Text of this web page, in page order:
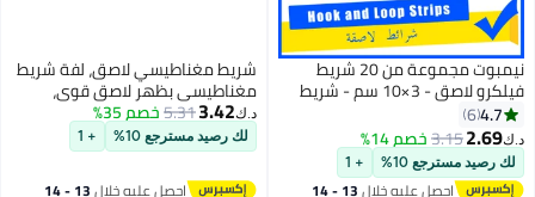
نيمبوت مجموعة من 20 شريط
فيلكرو لاصق - 3×10 سم - شريط
في
الثقوب
+ 1
13 - 14
شريط مغناطيسي لاصق، لفة شريط
مغناطيسي بظهر لاصق قوي،
مثالي لمشاريع الأعمال الفنية
اليدوية، والسبورات البيضاء، وتنظيم
الثلاجة. عرض 25 مم × طول 1 متر
3.42
5.31
لك رصيد مسترجع 10% + 1
احصل عليه خلال 13 - 14